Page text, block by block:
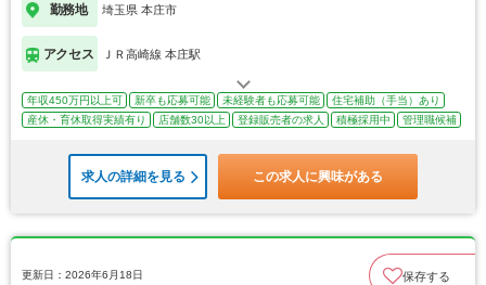
勤務地 埼玉県 本庄市
アクセス ＪＲ高崎線 本庄駅
年収450万円以上可 新卒も応募可能 未経験者も応募可能
住宅補助（手当）あり
産休・育休取得実績有り
店舗数30以上 登録販売者の求人 積極採用中 管理職候補
求人の詳細を見る この求人に興味がある
更新日：2026年6月18日 保存する